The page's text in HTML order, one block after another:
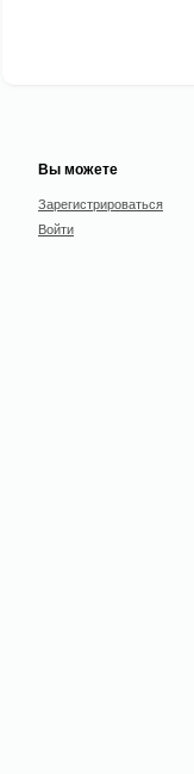
Вы можете
Зарегистрироваться
Войти